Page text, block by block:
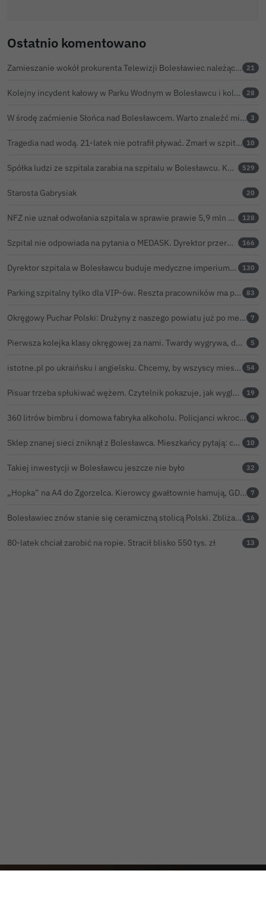
Ostatnio komentowano
Zamieszanie wokół prokurenta Telewizji Bolesławiec należącej do MEDASK. Spółka prokurenta dostała ponad 1,12 mln zł pomocy powodziowej 21
Kolejny incydent kałowy w Parku Wodnym w Bolesławcu i kolejny basen czasowo zamknięty 28
W środę zaćmienie Słońca nad Bolesławcem. Warto znaleźć miejsce z widokiem na horyzont 3
Tragedia nad wodą. 21-latek nie potrafił pływać. Zmarł w szpitalu 10
Spółka ludzi ze szpitala zarabia na szpitalu w Bolesławcu. Kwoty pozostają tajne 529
Starosta Gabrysiak 20
NFZ nie uznał odwołania szpitala w sprawie prawie 5,9 mln zł. Barczyk: rozważamy sąd 128
Szpital nie odpowiada na pytania o MEDASK. Dyrektor przerwał temat podczas konferencji o inwestycjach 166
Dyrektor szpitala w Bolesławcu buduje medyczne imperium. „Gazeta Wyborcza” opisuje jego działalność w całej Polsce 130
Parking szpitalny tylko dla VIP-ów. Reszta pracowników ma parkować na bazarze 83
Okręgowy Puchar Polski: Drużyny z naszego powiatu już po meczach pierwszej rundy. Jakie padły wyniki? 7
Pierwsza kolejka klasy okręgowej za nami. Twardy wygrywa, derby Chrobry – BKS na remis 5
istotne.pl po ukraińsku i angielsku. Chcemy, by wszyscy mieszkańcy żyli sprawami Bolesławca 54
Pisuar trzeba spłukiwać wężem. Czytelnik pokazuje, jak wygląda toaleta na Termach Bolesławiec 19
360 litrów bimbru i domowa fabryka alkoholu. Policjanci wkroczyli do akcji 9
Sklep znanej sieci zniknął z Bolesławca. Mieszkańcy pytają: co dalej? 10
Takiej inwestycji w Bolesławcu jeszcze nie było 32
„Hopka” na A4 do Zgorzelca. Kierowcy gwałtownie hamują, GDDKiA wyjaśnia, skąd problem 7
Bolesławiec znów stanie się ceramiczną stolicą Polski. Zbliża się 32. Święto Ceramiki 16
80-latek chciał zarobić na ropie. Stracił blisko 550 tys. zł 13